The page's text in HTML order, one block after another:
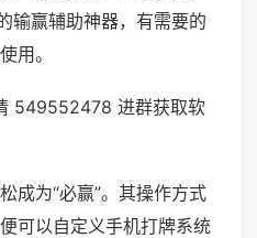
输赢辅助神器，有需要的
用。
549552478 进群获取软
成为“必赢”。其操作方式
可以自定义手机打牌系统